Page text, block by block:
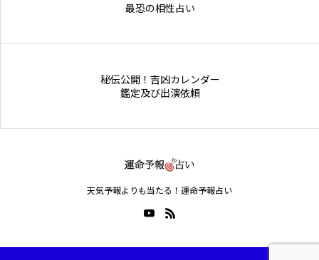
最恐の相性占い
秘伝公開！吉凶カレンダー
鑑定及び出演依頼
天気予報よりも当たる！運命予報占い